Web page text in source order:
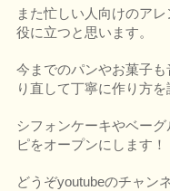
また忙しい人向けのア
役に立つと思います。
今までのパンやお菓子
り直して丁寧に作り方を
シフォンケーキやベー
ピをオープンにします！
どうぞyoutubeのチャン